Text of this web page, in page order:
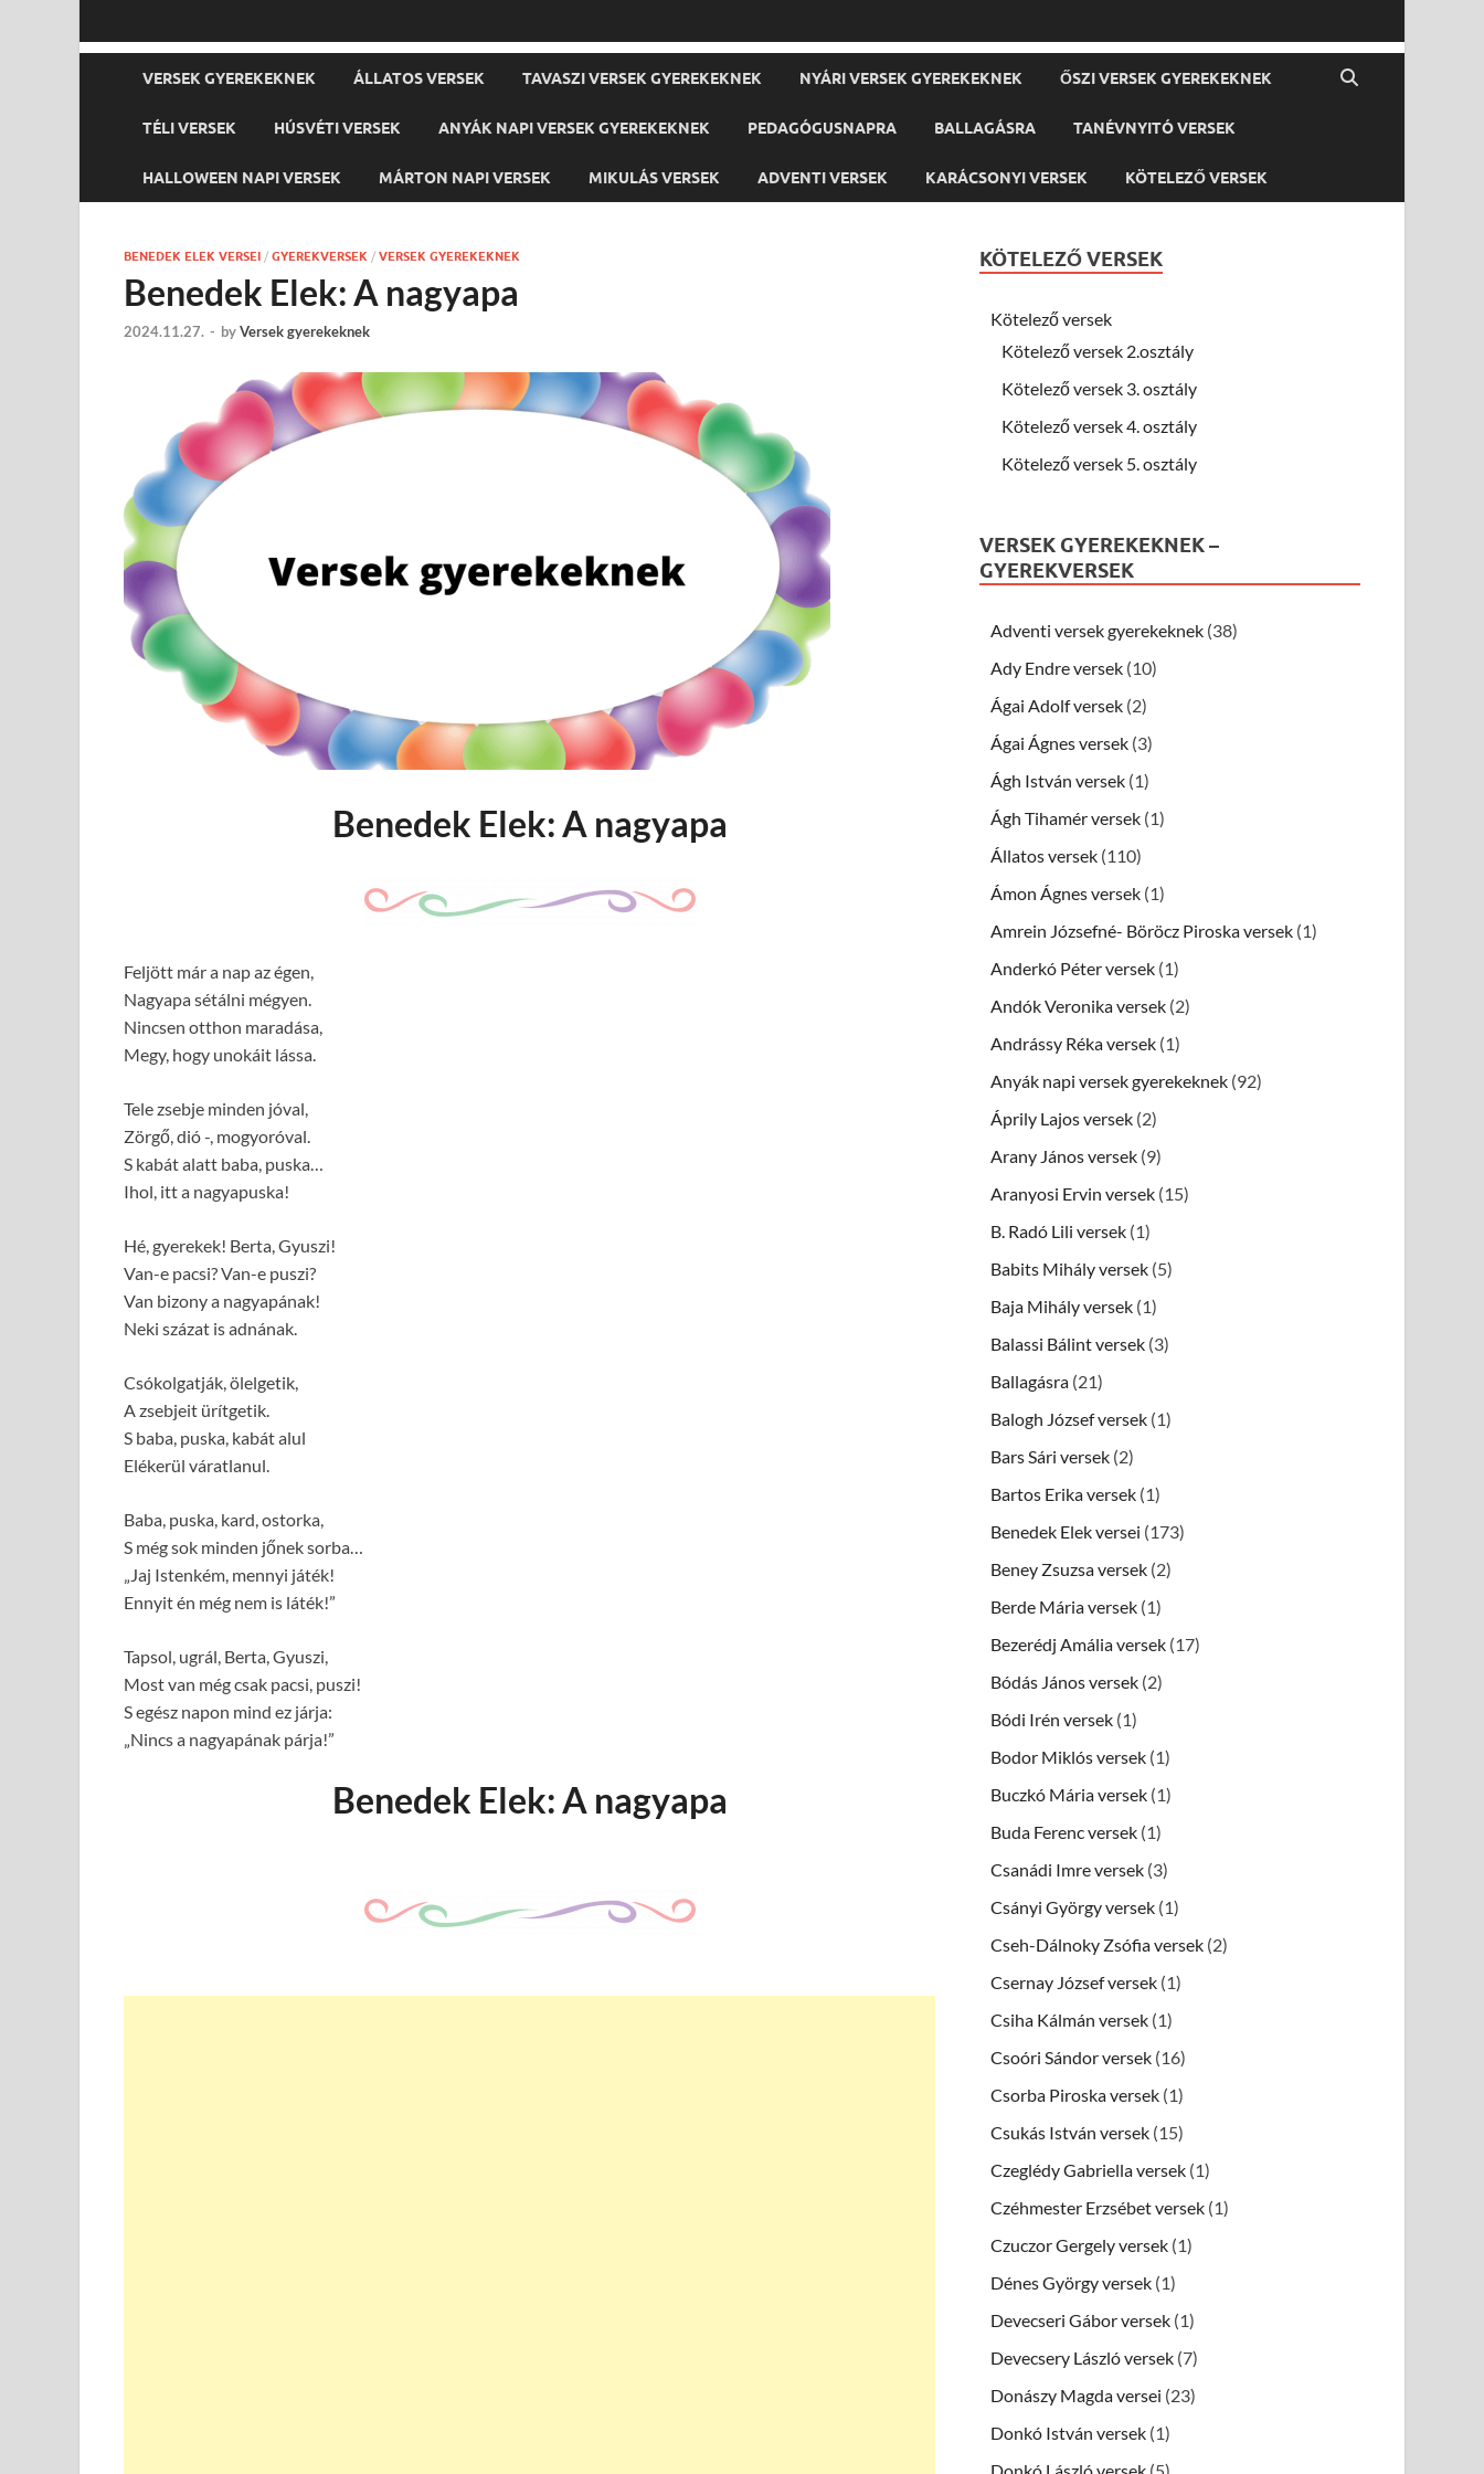
VERSEK GYEREKEKNEK ÁLLATOS VERSEK TAVASZI VERSEK GYEREKEKNEK NYÁRI VERSEK GYEREKEKNEK ŐSZI VERSEK GYEREKEKNEK
TÉLI VERSEK HÚSVÉTI VERSEK ANYÁK NAPI VERSEK GYEREKEKNEK PEDAGÓGUSNAPRA BALLAGÁSRA TANÉVNYITÓ VERSEK
HALLOWEEN NAPI VERSEK MÁRTON NAPI VERSEK MIKULÁS VERSEK ADVENTI VERSEK KARÁCSONYI VERSEK KÖTELEZŐ VERSEK
BENEDEK ELEK VERSEI / GYEREKVERSEK / VERSEK GYEREKEKNEK
Benedek Elek: A nagyapa
2024.11.27. - byVersek gyerekeknek
Benedek Elek: A nagyapa
Feljött már a nap az égen,
Nagyapa sétálni mégyen.
Nincsen otthon maradása,
Megy, hogy unokáit lássa.
Tele zsebje minden jóval,
Zörgő, dió -, mogyoróval.
S kabát alatt baba, puska…
Ihol, itt a nagyapuska!
Hé, gyerekek! Berta, Gyuszi!
Van-e pacsi? Van-e puszi?
Van bizony a nagyapának!
Neki százat is adnának.
Csókolgatják, ölelgetik,
A zsebjeit ürítgetik.
S baba, puska, kabát alul
Elékerül váratlanul.
Baba, puska, kard, ostorka,
S még sok minden jőnek sorba…
„Jaj Istenkém, mennyi játék!
Ennyit én még nem is láték!”
Tapsol, ugrál, Berta, Gyuszi,
Most van még csak pacsi, puszi!
S egész napon mind ez járja:
„Nincs a nagyapának párja!”
Benedek Elek: A nagyapa
KÖTELEZŐ VERSEK
Kötelező versek
Kötelező versek 2.osztály
Kötelező versek 3. osztály
Kötelező versek 4. osztály
Kötelező versek 5. osztály
VERSEK GYEREKEKNEK –
GYEREKVERSEK
Adventi versek gyerekeknek (38)
Ady Endre versek (10)
Ágai Adolf versek (2)
Ágai Ágnes versek (3)
Ágh István versek (1)
Ágh Tihamér versek (1)
Állatos versek (110)
Ámon Ágnes versek (1)
Amrein Józsefné- Böröcz Piroska versek (1)
Anderkó Péter versek (1)
Andók Veronika versek (2)
Andrássy Réka versek (1)
Anyák napi versek gyerekeknek (92)
Áprily Lajos versek (2)
Arany János versek (9)
Aranyosi Ervin versek (15)
B. Radó Lili versek (1)
Babits Mihály versek (5)
Baja Mihály versek (1)
Balassi Bálint versek (3)
Ballagásra (21)
Balogh József versek (1)
Bars Sári versek (2)
Bartos Erika versek (1)
Benedek Elek versei (173)
Beney Zsuzsa versek (2)
Berde Mária versek (1)
Bezerédj Amália versek (17)
Bódás János versek (2)
Bódi Irén versek (1)
Bodor Miklós versek (1)
Buczkó Mária versek (1)
Buda Ferenc versek (1)
Csanádi Imre versek (3)
Csányi György versek (1)
Cseh-Dálnoky Zsófia versek (2)
Csernay József versek (1)
Csiha Kálmán versek (1)
Csoóri Sándor versek (16)
Csorba Piroska versek (1)
Csukás István versek (15)
Czeglédy Gabriella versek (1)
Czéhmester Erzsébet versek (1)
Czuczor Gergely versek (1)
Dénes György versek (1)
Devecseri Gábor versek (1)
Devecsery László versek (7)
Donászy Magda versei (23)
Donkó István versek (1)